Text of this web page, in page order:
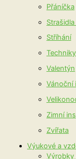
Přáníčka
Stříhání
Valentýn
Vánoční
Zimní
Zvířata
Výukové a
Výrobky